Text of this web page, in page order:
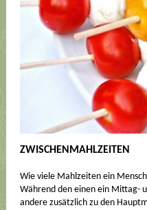
ZWISCHENMAHLZEITEN
Wie viele Mahlzeiten ein
Während den einen ein Mittag-
andere zusätzlich zu den